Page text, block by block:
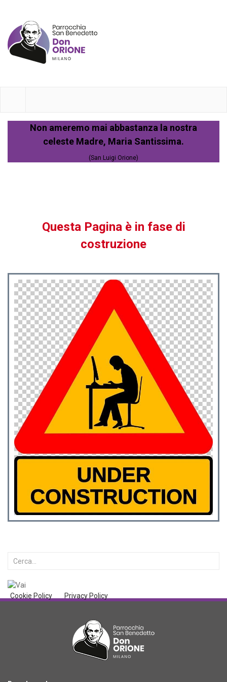
Non ameremo mai abbastanza la nostra
celeste Madre, Maria Santissima.
(San Luigi Orione)
Questa Pagina è in fase di
costruzione
Cookie Policy Privacy Policy